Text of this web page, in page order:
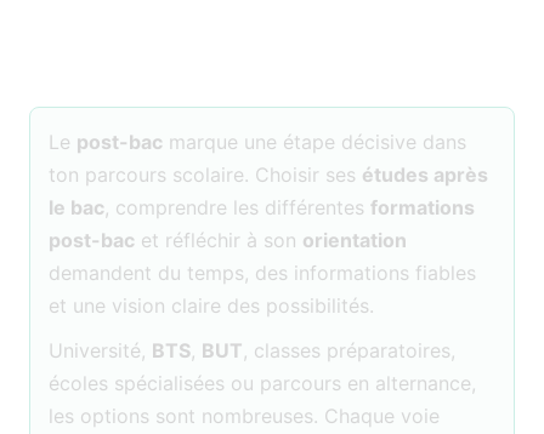
Le post-bac marque une étape décisive dans
ton parcours scolaire. Choisir ses études après
le bac, comprendre les différentes formations
post-bac et réfléchir à son orientation
demandent du temps, des informations fiables
et une vision claire des possibilités.
Université, BTS, BUT, classes préparatoires,
écoles spécialisées ou parcours en alternance,
les options sont nombreuses. Chaque voie